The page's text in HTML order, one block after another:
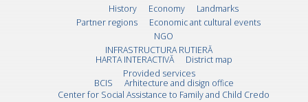
History
Economy
Landmarks
Partner regions
Economic ant cultural events
NGO
INFRASTRUCTURA RUTIERĂ
HARTA INTERACTIVĂ
District map
Provided services
BCIS
Arhitecture and disign office
Center for Social Assistance to Family and Child Credo